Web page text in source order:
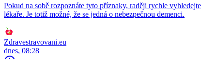
Pokud na sobě rozpoznáte tyto příznaky, raději rychle vyhledejte
lékaře. Je totiž možné, že se jedná o nebezpečnou demenci.
Zdravestravovani.eu
dnes, 08:28